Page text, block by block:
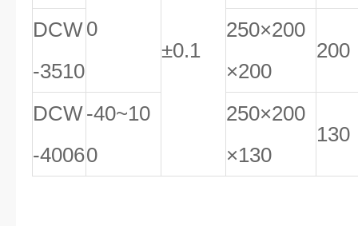
0
±0.1
DCW
-3510
250×200
×200
200
DCW
-4006
-40~10
0
250×200
×130
130